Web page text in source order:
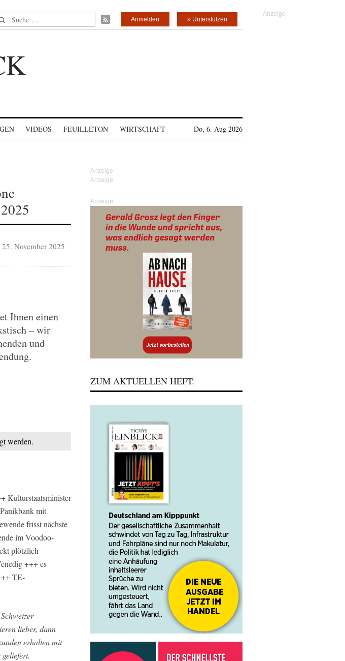
nach: » Unterstützen
Anmelden
VIDEOS FEUILLETON WIRTSCHAFT Do, 6. Aug 2026
November 2025
Ihnen einen
– wir
und
werden.
Kulturstaatsminister
mit
frisst nächste
im Voodoo-
plötzlich
+++ es
TE-
lieber, dann
erhalten mit
Anzeige
ZUM AKTUELLEN HEFT: